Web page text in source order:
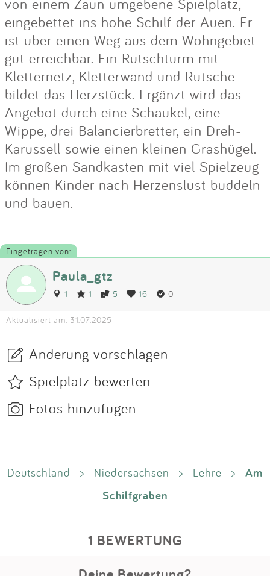
eingebettet ins hohe Schilf der Auen. Er
ist über einen Weg aus dem Wohngebiet
gut erreichbar. Ein Rutschturm mit
Kletternetz, Kletterwand und Rutsche
bildet das Herzstück. Ergänzt wird das
Angebot durch eine Schaukel, eine
Wippe, drei Balancierbretter, ein Dreh-
Karussell sowie einen kleinen Grashügel.
Im großen Sandkasten mit viel Spielzeug
können Kinder nach Herzenslust buddeln
und bauen.
Eingetragen von:
Paula_gtz
1 1 5 16 0
Aktualisiert am: 31.07.2025
Änderung vorschlagen
Spielplatz bewerten
Fotos hinzufügen
Deutschland > Niedersachsen > Lehre >
Am
Schilfgraben
1 BEWERTUNG